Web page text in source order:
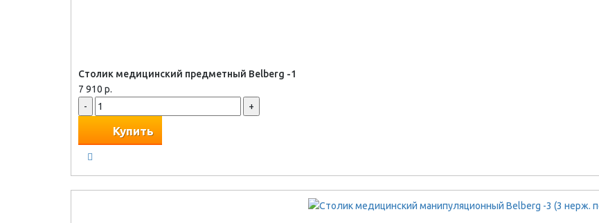
Столик медицинский предметный Belberg -1
7 910 р.
-
+
Купить